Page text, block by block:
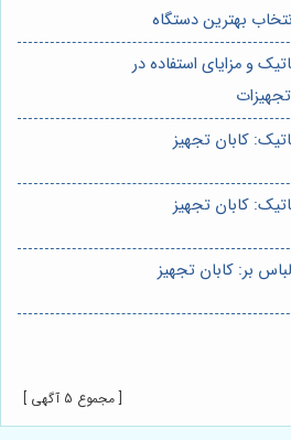
بهترین دستگاه
و مزایای استفاده در
کابان تجهیز
کابان تجهیز
بر: کابان تجهیز
[ مجموع 5 آگهی ]